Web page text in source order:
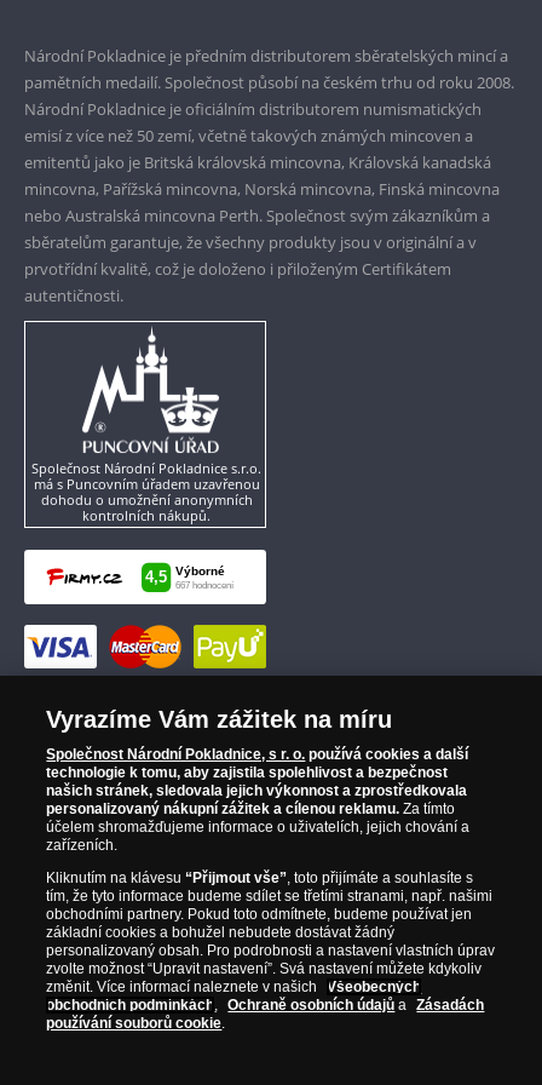
Garance nejvyšší kvality
Pouze originální produkty
Národní Pokladnice je předním distributorem sběratelských mincí a
pamětních medailí. Společnost působí na českém trhu od roku 2008.
Národní Pokladnice je oficiálním distributorem numismatických
emisí z více než 50 zemí, včetně takových známých mincoven a
emitentů jako je Britská královská mincovna, Královská kanadská
mincovna, Pařížská mincovna, Norská mincovna, Finská mincovna
nebo Australská mincovna Perth. Společnost svým zákazníkům a
sběratelům garantuje, že všechny produkty jsou v originální a v
prvotřídní kvalitě, což je doloženo i přiloženým Certifikátem
autentičnosti.
Společnost Národní Pokladnice s.r.o.
má s Puncovním úřadem uzavřenou
dohodu o umožnění anonymních
kontrolních nákupů.
Vyrazíme Vám zážitek na míru
Společnost Národní Pokladnice, s r. o. používá cookies a další
technologie k tomu, aby zajistila spolehlivost a bezpečnost
našich stránek, sledovala jejich výkonnost a zprostředkovala
personalizovaný nákupní zážitek a cílenou reklamu. Za tímto
účelem shromažďujeme informace o uživatelích, jejich chování a
zařízeních.
Kliknutím na klávesu“Přijmout vše”, toto přijímáte a souhlasíte s
tím, že tyto informace budeme sdílet se třetími stranami, např. našimi
obchodními partnery. Pokud toto odmítnete, budeme používat jen
základní cookies a bohužel nebudete dostávat žádný
personalizovaný obsah. Pro podrobnosti a nastavení vlastních úprav
zvolte možnost “Upravit nastavení”. Svá nastavení můžete kdykoliv
změnit. Více informací naleznete v našich
Všeobecných
obchodních podmínkách , Ochraně osobních údajů a
Zásadách
používání souborů cookie.